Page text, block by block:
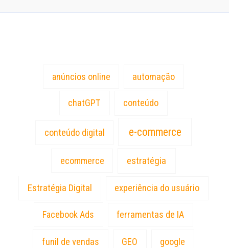
anúncios online automação
chatGPT conteúdo
conteúdo digital e-commerce
ecommerce estratégia
Estratégia Digital experiência do usuário
Facebook Ads ferramentas de IA
funil de vendas GEO google